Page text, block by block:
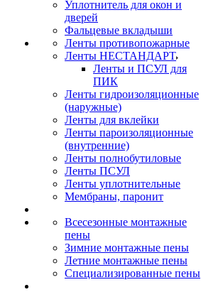
Уплотнитель для окон и
дверей
Фальцевые вкладыши
Ленты противопожарные
Ленты НЕСТАНДАРТ
Ленты и ПСУЛ для
ПИК
Ленты гидроизоляционные
(наружные)
Ленты для вклейки
Ленты пароизоляционные
(внутренние)
Ленты полнобутиловые
Ленты ПСУЛ
Ленты уплотнительные
Мембраны, паронит
Всесезонные монтажные
пены
Зимние монтажные пены
Летние монтажные пены
Специализированные пены